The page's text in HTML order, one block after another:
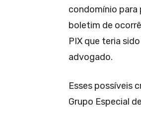
condomínio para
boletim de
PIX que teria
advogado.
Esses possíveis
Grupo Especial